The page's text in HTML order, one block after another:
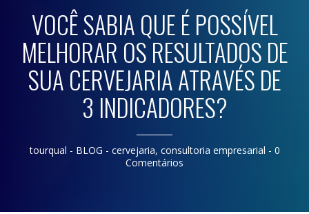
VOCÊ SABIA QUE É POSSÍVEL
MELHORAR OS RESULTADOS DE
SUA CERVEJARIA ATRAVÉS DE
3 INDICADORES?
tourqual - BLOG - cervejaria, consultoria empresarial - 0
Comentários